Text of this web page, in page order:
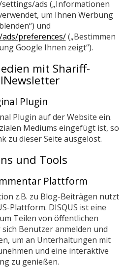
ads („Informationen
um Ihnen Werbung
und
preferences/(„Bestimmen
Google Ihnen zeigt“).
mit Shariff-
Plugin
Plugin auf der Website ein.
Mediums eingefügt ist, so
zu dieser Seite ausgelöst.
und Tools
Plattform
z.B. zu Blog-Beiträgen nutzt
Plattform. DISQUS ist eine
Teilen von öffentlichen
Benutzer anmelden und
um an Unterhaltungen mit
und eine interaktive
zu genießen.